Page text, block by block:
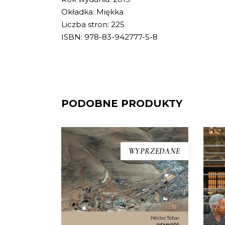
Okładka: Miękka
Liczba stron: 225
ISBN: 978-83-942777-5-8
PODOBNE PRODUKTY
WYPRZEDANE
[EBOOK] Hector Tobar –
CIEMNOŚĆ
Kiedy na pustyni Atakama
zawaliło się wnętrze góry
podziurawionej górniczymi
korytarzami, 625 metrów pod
w